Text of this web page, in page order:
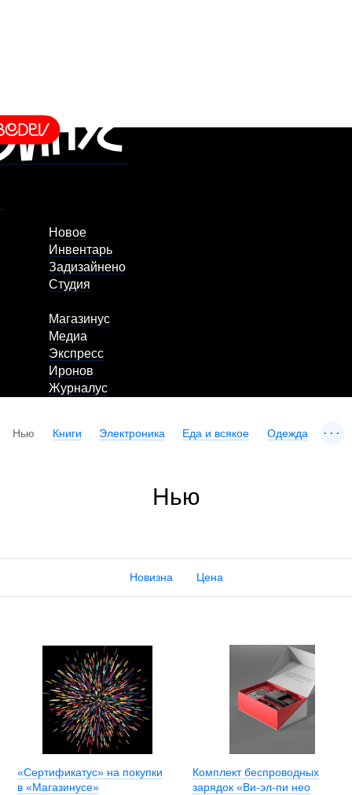
Новое
Инвентарь
Задизайнено
Студия
Магазинус
Медиа
Экспресс
Иронов
Журналус
Нью Книги Электроника Еда и всякое Одежда ...
Нью
Новизна Цена
«Сертификатус» на покупки
в «Магазинусе»
Комплект беспроводных
зарядок «Ви-эл-пи нео